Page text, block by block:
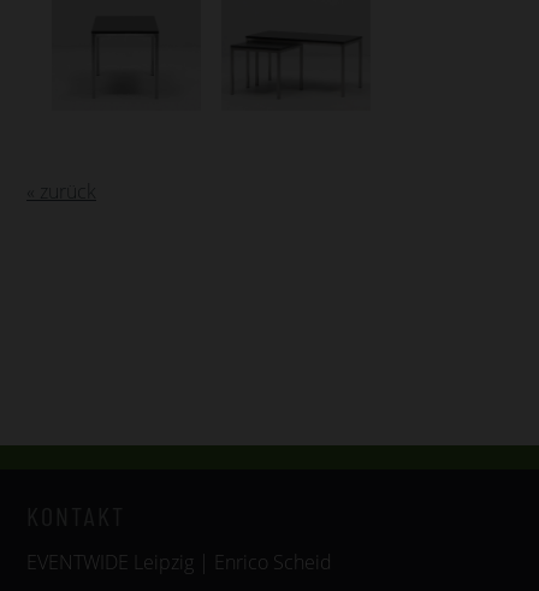
« zurück
EVENTWIDE Leipzig | Enrico Scheid